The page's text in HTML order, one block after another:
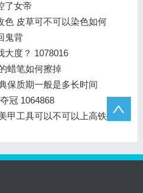
了女帝
色 皮草可不可以染色如何
鬼背
大度？ 1078016
蜡笔如何擦掉
保质期一般是多长时间
冠 1064868
甲工具可以不可以上高铁